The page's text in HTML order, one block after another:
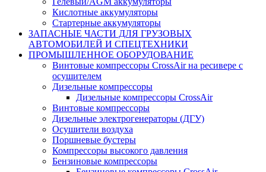
Кислотные аккумуляторы
Стартерные аккумуляторы
ЗАПАСНЫЕ ЧАСТИ ДЛЯ ГРУЗОВЫХ
АВТОМОБИЛЕЙ И СПЕЦТЕХНИКИ
ПРОМЫШЛЕННОЕ ОБОРУДОВАНИЕ
Винтовые компрессоры CrossAir на ресивере с
осушителем
Дизельные компрессоры
Дизельные компрессоры CrossAir
Винтовые компрессоры
Дизельные электрогенераторы (ДГУ)
Осушители воздуха
Поршневые бустеры
Компрессоры высокого давления
Бензиновые компрессоры